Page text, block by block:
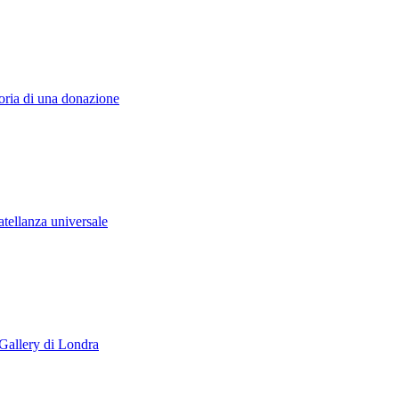
di una donazione
universale
di Londra